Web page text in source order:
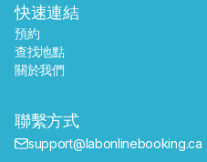
快速連結
預約
查找地點
關於我們
聯繫方式
support@labonlinebooking.ca